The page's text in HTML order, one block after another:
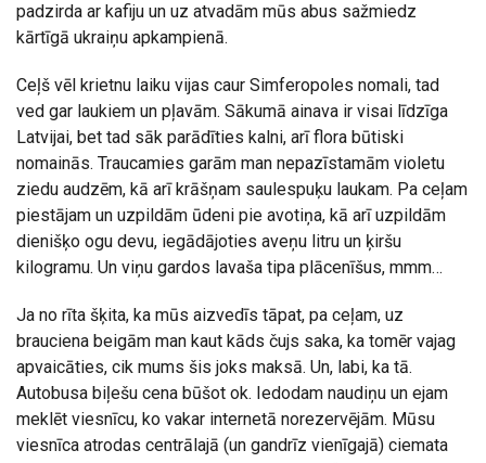
padzirda ar kafiju un uz atvadām mūs abus sažmiedz
kārtīgā ukraiņu apkampienā.
Ceļš vēl krietnu laiku vijas caur Simferopoles nomali, tad
ved gar laukiem un pļavām. Sākumā ainava ir visai līdzīga
Latvijai, bet tad sāk parādīties kalni, arī flora būtiski
nomainās. Traucamies garām man nepazīstamām violetu
ziedu audzēm, kā arī krāšņam saulespuķu laukam. Pa ceļam
piestājam un uzpildām ūdeni pie avotiņa, kā arī uzpildām
dienišķo ogu devu, iegādājoties aveņu litru un ķiršu
kilogramu. Un viņu gardos lavaša tipa plācenīšus, mmm…
Ja no rīta šķita, ka mūs aizvedīs tāpat, pa ceļam, uz
brauciena beigām man kaut kāds čujs saka, ka tomēr vajag
apvaicāties, cik mums šis joks maksā. Un, labi, ka tā.
Autobusa biļešu cena būšot ok. Iedodam naudiņu un ejam
meklēt viesnīcu, ko vakar internetā norezervējām. Mūsu
viesnīca atrodas centrālajā (un gandrīz vienīgajā) ciemata